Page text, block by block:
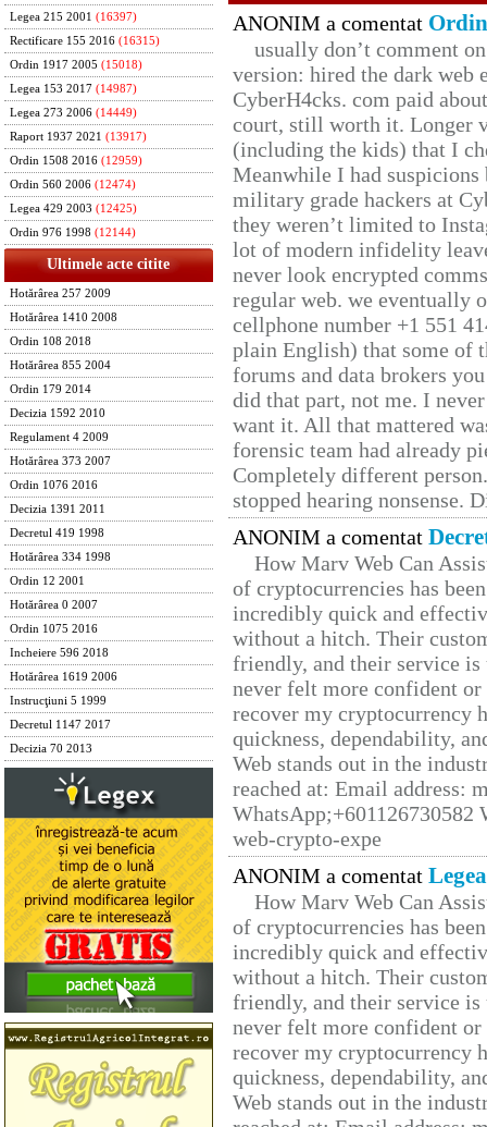
Legea 215 2001 (16397)
Rectificare 155 2016 (16315)
Ordin 1917 2005 (15018)
Legea 153 2017 (14987)
Legea 273 2006 (14449)
Raport 1937 2021 (13917)
Ordin 1508 2016 (12959)
Ordin 560 2006 (12474)
Legea 429 2003 (12425)
Ordin 976 1998 (12144)
Ultimele acte citite
Hotărârea 257 2009
Hotărârea 1410 2008
Ordin 108 2018
Hotărârea 855 2004
Ordin 179 2014
Decizia 1592 2010
Regulament 4 2009
Hotărârea 373 2007
Ordin 1076 2016
Decizia 1391 2011
Decretul 419 1998
Hotărârea 334 1998
Ordin 12 2001
Hotărârea 0 2007
Ordin 1075 2016
Incheiere 596 2018
Hotărârea 1619 2006
Instrucţiuni 5 1999
Decretul 1147 2017
Decizia 70 2013
ANONIM a comentat
usually don’t comment
version: hired the dark web
CyberH4cks. com paid
court, still worth it. Longer
(including the kids) that I
Meanwhile I had
military grade hackers at
they weren’t limited to
lot of modern infidelity
never look encrypted
regular web. we eventually
cellphone number +1 551
plain English) that some of
forums and data brokers
did that part, not me. I
want it. All that mattered
forensic team had already
Completely different
stopped hearing nonsense.
ANONIM a comentat
How Marv Web Can
of cryptocurrencies has
incredibly quick and
without a hitch. Their
friendly, and their service
never felt more confident
recover my cryptocurrency
quickness, dependability,
Web stands out in the
reached at: Email address:
web-crypto-expe
ANONIM a comentat
How Marv Web Can
of cryptocurrencies has
incredibly quick and
without a hitch. Their
friendly, and their service
never felt more confident
recover my cryptocurrency
quickness, dependability,
Web stands out in the